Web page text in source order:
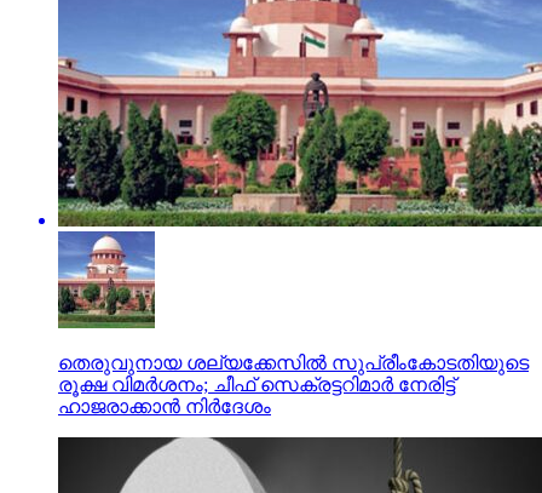
തെരുവുനായ ശല്യക്കേസില്‍ സുപ്രീംകോടതിയുടെ
രൂക്ഷ വിമര്‍ശനം; ചീഫ് സെക്രട്ടറിമാര്‍ നേരിട്ട്
ഹാജരാക്കാന്‍ നിര്‍ദേശം